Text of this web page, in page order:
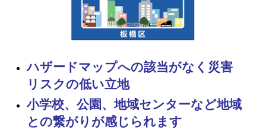
ハザードマップへの該当がなく災害
リスクの低い立地
小学校、公園、地域センターなど地域
との繋がりが感じられます